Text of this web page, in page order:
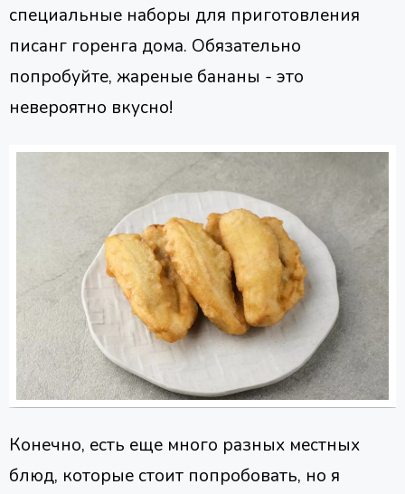
специальные наборы для приготовления
писанг горенга дома. Обязательно
попробуйте, жареные бананы - это
невероятно вкусно!
Конечно, есть еще много разных местных
блюд, которые стоит попробовать, но я